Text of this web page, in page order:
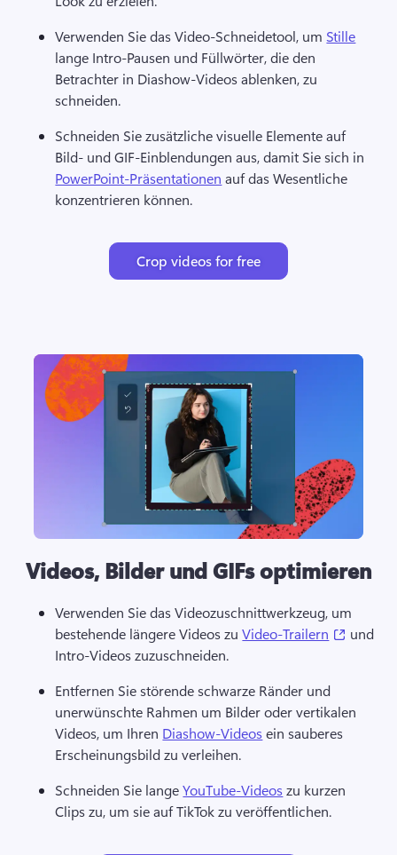
Verwenden Sie das Video-Schneidetool, um Stille
lange Intro-Pausen und Füllwörter, die den
Betrachter in Diashow-Videos ablenken, zu
schneiden.
Schneiden Sie zusätzliche visuelle Elemente auf
Bild- und GIF-Einblendungen aus, damit Sie sich in
PowerPoint-Präsentationen auf das Wesentliche
konzentrieren können.
Crop videos for free
Videos, Bilder und GIFs optimieren
Verwenden Sie das Videozuschnittwerkzeug, um
bestehende längere Videos zu Video-Trailern (opens
und
Intro-Videos zuzuschneiden.
Entfernen Sie störende schwarze Ränder und
unerwünschte Rahmen um Bilder oder vertikalen
Videos, um Ihren Diashow-Videos ein sauberes
Erscheinungsbild zu verleihen.
Schneiden Sie lange YouTube-Videos zu kurzen
Clips zu, um sie auf TikTok zu veröffentlichen.